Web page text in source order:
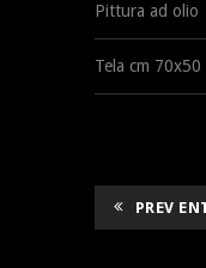
Pittura ad olio
Tela cm 70x50
PREV